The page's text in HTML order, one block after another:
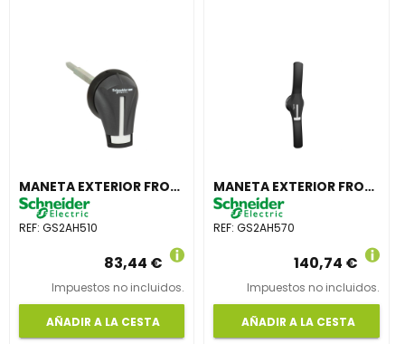
MANETA EXTERIOR FRONTAL 32-63A IP65 NEGRA
REF: GS2AH510
83,44 €
Impuestos no incluidos.
AÑADIR A LA CESTA
MANETA EXTERIOR FRONTAL 1250A IP65 NEGRA
REF:GS2AH570
140,74 €
Impuestos no incluidos.
AÑADIR A LA CESTA